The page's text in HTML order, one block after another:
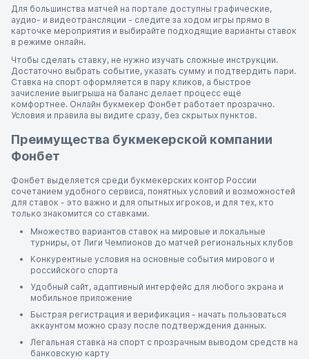
Для большинства матчей на портале доступны графические,
аудио- и видеотрансляции - следите за ходом игры прямо в
карточке мероприятия и выбирайте подходящие варианты ставок
в режиме онлайн.
Чтобы сделать ставку, не нужно изучать сложные инструкции.
Достаточно выбрать событие, указать сумму и подтвердить пари.
Ставка на спорт оформляется в пару кликов, а быстрое
зачисление выигрыша на баланс делает процесс ещё
комфортнее. Онлайн букмекер Фонбет работает прозрачно.
Условия и правила вы видите сразу, без скрытых пунктов.
Преимущества букмекерской компании
Фонбет
Фонбет выделяется среди букмекерских контор России
сочетанием удобного сервиса, понятных условий и возможностей
для ставок - это важно и для опытных игроков, и для тех, кто
только знакомится со ставками.
Множество вариантов ставок на мировые и локальные
турниры, от Лиги Чемпионов до матчей региональных клубов
Конкурентные условия на основные события мирового и
российского спорта
Удобный сайт, адаптивный интерфейс для любого экрана и
мобильное приложение
Быстрая регистрация и верификация - начать пользоваться
аккаунтом можно сразу после подтверждения данных.
Легальная ставка на спорт с прозрачным выводом средств на
банковскую карту